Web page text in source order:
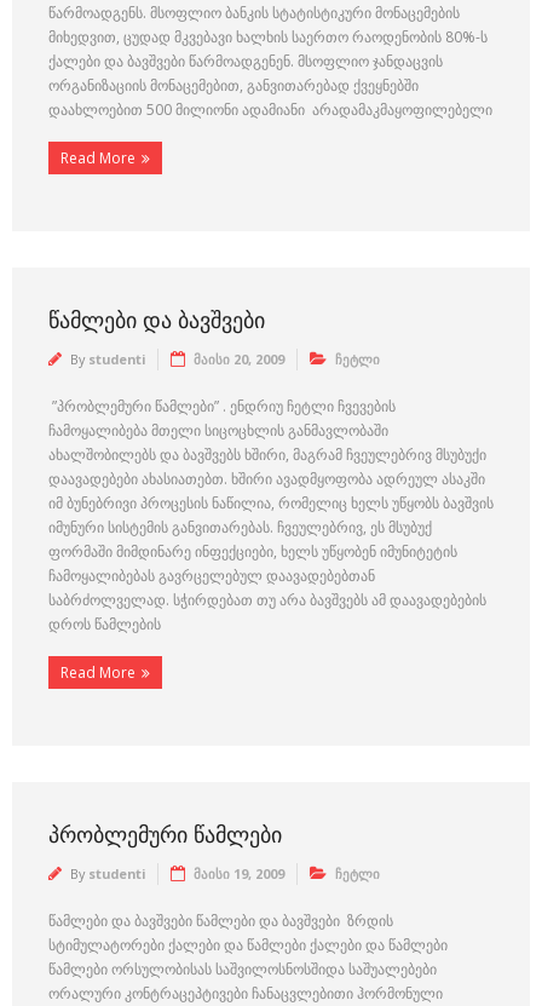
წარმოადგენს. მსოფლიო ბანკის სტატისტიკური მონაცემების
მიხედვით, ცუდად მკვებავი ხალხის საერთო რაოდენობის 80%-ს
ქალები და ბავშვები წარმოადგენენ. მსოფლიო ჯანდაცვის
ორგანიზაციის მონაცემებით, განვითარებად ქვეყნებში
დაახლოებით 500 მილიონი ადამიანი არადამაკმაყოფილებელი
Read More
ᲬᲐᲛᲚᲔᲑᲘ ᲓᲐ ᲑᲐᲕᲨᲕᲔᲑᲘ
By studenti მაისი 20, 2009 ჩეტლი
”პრობლემური წამლები” . ენდრიუ ჩეტლი ჩვევების
ჩამოყალიბება მთელი სიცოცხლის განმავლობაში
ახალშობილებს და ბავშვებს ხშირი, მაგრამ ჩვეულებრივ მსუბუქი
დაავადებები ახასიათებთ. ხშირი ავადმყოფობა ადრეულ ასაკში
იმ ბუნებრივი პროცესის ნაწილია, რომელიც ხელს უწყობს ბავშვის
იმუნური სისტემის განვითარებას. ჩვეულებრივ, ეს მსუბუქ
ფორმაში მიმდინარე ინფექციები, ხელს უწყობენ იმუნიტეტის
ჩამოყალიბებას გავრცელებულ დაავადებებთან
საბრძოლველად. სჭირდებათ თუ არა ბავშვებს ამ დაავადებების
დროს წამლების
Read More
ᲞᲠᲝᲑᲚᲔᲛᲣᲠᲘ ᲬᲐᲛᲚᲔᲑᲘ
By studenti მაისი 19, 2009 ჩეტლი
წამლები და ბავშვები წამლები და ბავშვები ზრდის
სტიმულატორები ქალები და წამლები ქალები და წამლები
წამლები ორსულობისას საშვილოსნოსშიდა საშუალებები
ორალური კონტრაცეპტივები ჩანაცვლებითი ჰორმონული